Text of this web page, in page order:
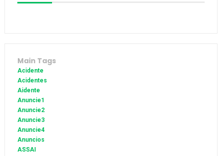
Main Tags
Acidente
Acidentes
Aidente
Anuncie1
Anuncie2
Anuncie3
Anuncie4
Anuncios
ASSAI